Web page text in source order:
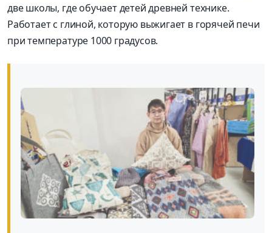
две школы, где обучает детей древней технике.
Работает с глиной, которую выжигает в горячей печи
при температуре 1000 градусов.